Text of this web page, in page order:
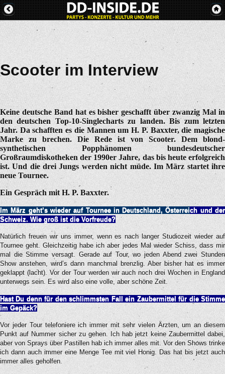
Scooter im Interview
Keine deutsche Band hat es bisher geschafft über zwanzig Mal in
den deutschen Top-10-Singlecharts zu landen. Bis zum letzten
Jahr. Da schafften es die Mannen um H. P. Baxxter, die magische
Marke zu brechen. Die Rede ist von Scooter. Dem blond-
synthetischen Popphänomen bundesdeutscher
Großraumdiskotheken der 1990er Jahre, das bis heute erfolgreich
ist. Und die drei Jungs werden nicht müde. Im März startet ihre
neue Tournee.
Ein Gespräch mit H. P. Baxxter.
Im März geht’s wieder auf Tournee in Deutschland, Österreich und der
Schweiz. Wie groß ist die Vorfreude?
Natürlich freuen wir uns immer, wenn es nach langer Studiozeit wieder auf
Tournee geht. Gleichzeitig habe ich aber jedes Mal wieder Schiss, dass mir
mal die Stimme versagt. Gerade auf Tour, wo jeden Abend zwei Stunden
Show anstehen, wird’s dann manchmal brenzlig. Aber bisher hat es immer
geklappt (lacht). Vor der Tour werden wir auch noch drei Wochen in England
unterwegs sein. Es wird also eine volle, aber schöne Zeit.
Hast Du denn für den schlimmsten Fall ein Zaubermittel für die Stimme
im Gepäck?
Vor jeder Tour telefoniere ich immer mit sehr vielen Ärzten, um an diesem
Punkt auf Nummer sicher zu gehen. Ich hab jetzt keine Zaubermittel dabei,
aber von Sprays über Pastillen hab ich immer alles mit. Vor den Shows trinke
ich dann auch immer eine Menge Tee mit viel Honig. Das hat bis jetzt auch
immer alles geholfen.